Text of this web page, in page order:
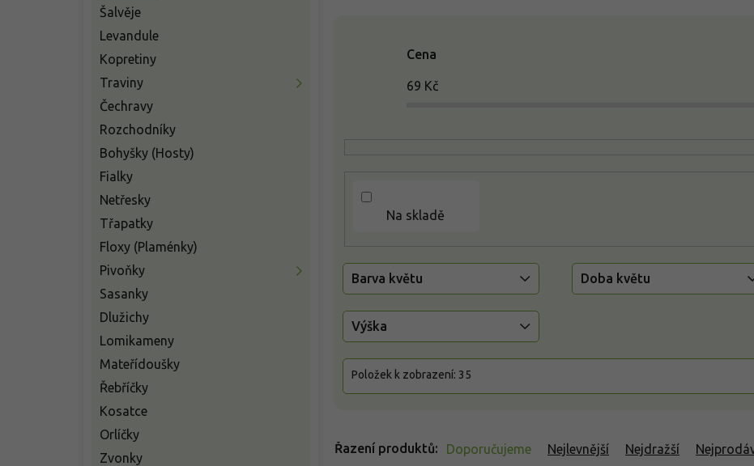
Šalvěje
Levandule
Kopretiny
Traviny
Čechravy
Rozchodníky
Bohyšky (Hosty)
Fialky
Netřesky
Třapatky
Floxy (Plaménky)
Pivoňky
Sasanky
Dlužichy
Lomikameny
Mateřídoušky
Řebříčky
Kosatce
Orlíčky
Zvonky
Řazení produktů Doporučujeme Nejlevnější Nejdražší
Cena
69 Kč
Na skladě
Barva květu Doba květu
Výška
Položek k zobrazení: 35